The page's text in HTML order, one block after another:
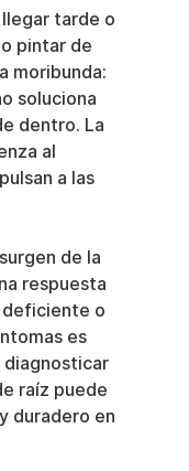
tarde o
pintar de
moribunda:
soluciona
dentro. La
al
a las
de la
respuesta
deficiente o
es
diagnosticar
raíz puede
duradero en